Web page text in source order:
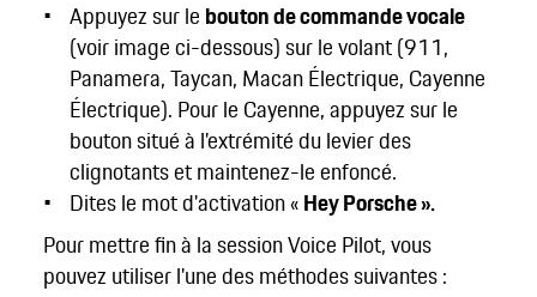
Appuyez sur le bouton de commande vocale
(voir image ci-dessous) sur le volant (911,
Panamera, Taycan, Macan Électrique, Cayenne
Électrique). Pour le Cayenne, appuyez sur le
bouton situé à l'extrémité du levier des
clignotants et maintenez-le enfoncé.
Dites le mot d'activation «Hey Porsche ».
Pour mettre fin à la session Voice Pilot, vous
pouvez utiliser l'une des méthodes suivantes :